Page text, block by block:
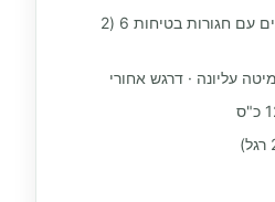
מקומות שינה 6 · מושבים עם חגורות בטיחות 6 (2
עליונה · דרגש אחורי